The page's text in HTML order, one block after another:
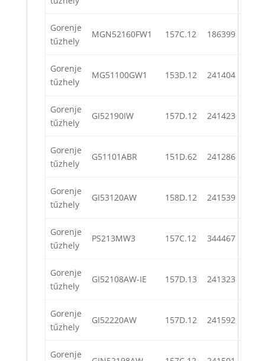
Gorenje
tűzhely
MGN52160FW1 157C.12 186399
Gorenje
tűzhely
MG51100GW1 153D.12 241404
Gorenje
tűzhely
GI52190IW 157D.12 241423
Gorenje
tűzhely
G51101ABR 151D.62 241286
Gorenje
tűzhely
GI53120AW 158D.12 241539
Gorenje
tűzhely
PS213MW3 157C.12 344467
Gorenje
tűzhely
GI52108AW-IE 157D.13 241323
Gorenje
tűzhely
GI52220AW 157D.12 241592
Gorenje